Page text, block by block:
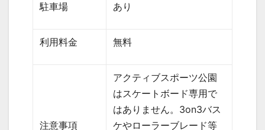
駐車場 あり
利用料金 無料
注意事項
アクティブスポーツ公園
はスケートボード専用で
はありません。 3on3バス
ケやローラーブレード等